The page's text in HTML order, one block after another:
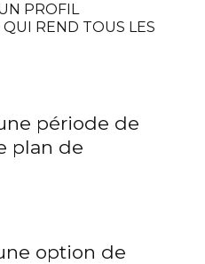
PROFIL
REND TOUS LES
période de
plan de
option de